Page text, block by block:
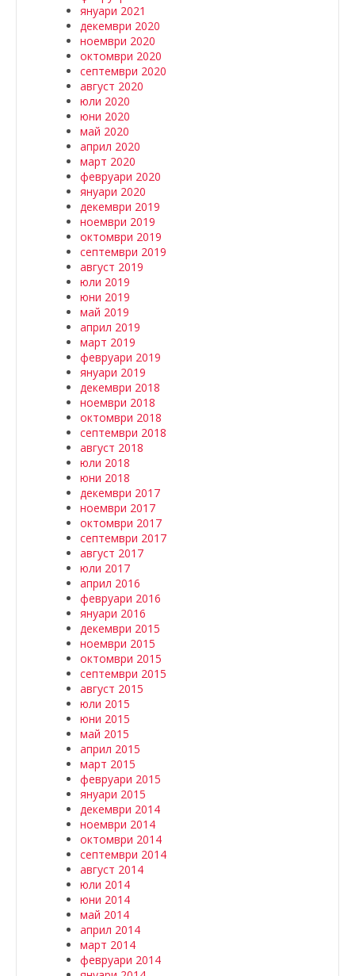
януари 2021
декември 2020
ноември 2020
октомври 2020
септември 2020
август 2020
юли 2020
юни 2020
май 2020
април 2020
март 2020
февруари 2020
януари 2020
декември 2019
ноември 2019
октомври 2019
септември 2019
август 2019
юли 2019
юни 2019
май 2019
април 2019
март 2019
февруари 2019
януари 2019
декември 2018
ноември 2018
октомври 2018
септември 2018
август 2018
юли 2018
юни 2018
декември 2017
ноември 2017
октомври 2017
септември 2017
август 2017
юли 2017
април 2016
февруари 2016
януари 2016
декември 2015
ноември 2015
октомври 2015
септември 2015
август 2015
юли 2015
юни 2015
май 2015
април 2015
март 2015
февруари 2015
януари 2015
декември 2014
ноември 2014
октомври 2014
септември 2014
август 2014
юли 2014
юни 2014
май 2014
април 2014
март 2014
февруари 2014